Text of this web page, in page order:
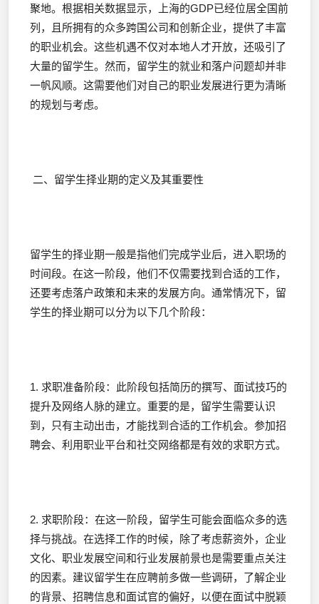
聚地。根据相关数据显示，上海的GDP已经位居全国前
列，且所拥有的众多跨国公司和创新企业，提供了丰富
的职业机会。这些机遇不仅对本地人才开放，还吸引了
大量的留学生。然而，留学生的就业和落户问题却并非
一帆风顺。这需要他们对自己的职业发展进行更为清晰
的规划与考虑。
二、留学生择业期的定义及其重要性
留学生的择业期一般是指他们完成学业后，进入职场的
时间段。在这一阶段，他们不仅需要找到合适的工作，
还要考虑落户政策和未来的发展方向。通常情况下，留
学生的择业期可以分为以下几个阶段：
1. 求职准备阶段：此阶段包括简历的撰写、面试技巧的
提升及网络人脉的建立。重要的是，留学生需要认识
到，只有主动出击，才能找到合适的工作机会。参加招
聘会、利用职业平台和社交网络都是有效的求职方式。
2. 求职阶段：在这一阶段，留学生可能会面临众多的选
择与挑战。在选择工作的时候，除了考虑薪资外，企业
文化、职业发展空间和行业发展前景也是需要重点关注
的因素。建议留学生在应聘前多做一些调研，了解企业
的背景、招聘信息和面试官的偏好，以便在面试中脱颖